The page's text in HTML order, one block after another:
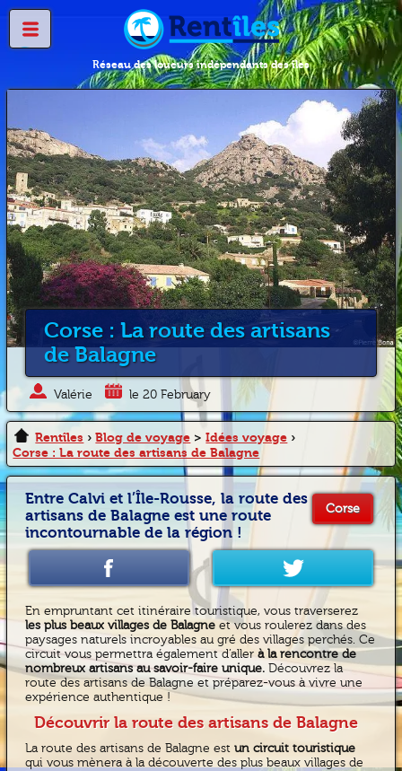
Réseau des loueurs indépendants des îles
Corse : La route des artisans
de Balagne
Valérie le 20 February
Rentîles › Blog de voyage > Idées voyage ›
Corse : La route des artisans de Balagne
Corse
Entre Calvi et l’Île-Rousse, la route des
artisans de Balagne est une route
incontournable de la région !
En empruntant cet itinéraire touristique, vous traverserez
les plus beaux villages de Balagneet vous roulerez dans des
paysages naturels incroyables au gré des villages perchés. Ce
circuit vous permettra également d’allerà la rencontre de
nombreux artisans au savoir-faire unique. Découvrez la
route des artisans de Balagne et préparez-vous à vivre une
expérience authentique !
Découvrir la route des artisans de Balagne
La route des artisans de Balagne estun circuit touristique
qui vous mènera à la découverte des plus beaux villages de